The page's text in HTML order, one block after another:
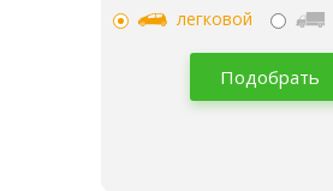
легковой
Подобрать